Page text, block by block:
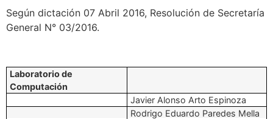
Según dictación 07 Abril 2016, Resolución de Secretaría
General N° 03/2016.
Laboratorio de
Computación
Javier Alonso Arto Espinoza
Rodrigo Eduardo Paredes Mella